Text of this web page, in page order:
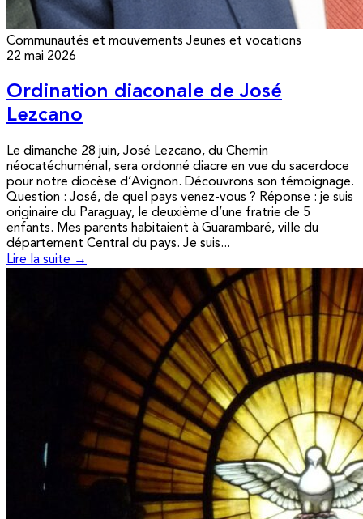
Communautés et mouvements Jeunes et vocations
22 mai 2026
Ordination diaconale de José
Lezcano
Le dimanche 28 juin, José Lezcano, du Chemin
néocatéchuménal, sera ordonné diacre en vue du sacerdoce
pour notre diocèse d’Avignon. Découvrons son témoignage.
Question : José, de quel pays venez-vous ? Réponse : je suis
originaire du Paraguay, le deuxième d’une fratrie de 5
enfants. Mes parents habitaient à Guarambaré, ville du
département Central du pays. Je suis...
Lire la suite →